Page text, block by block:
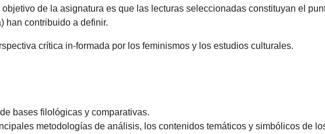
de la asignatura es que las lecturas seleccionadas constituyan el
han contribuido a definir.
crítica in-formada por los feminismos y los estudios culturales.
bases filológicas y comparativas.
metodologías de análisis, los contenidos temáticos y simbólicos de